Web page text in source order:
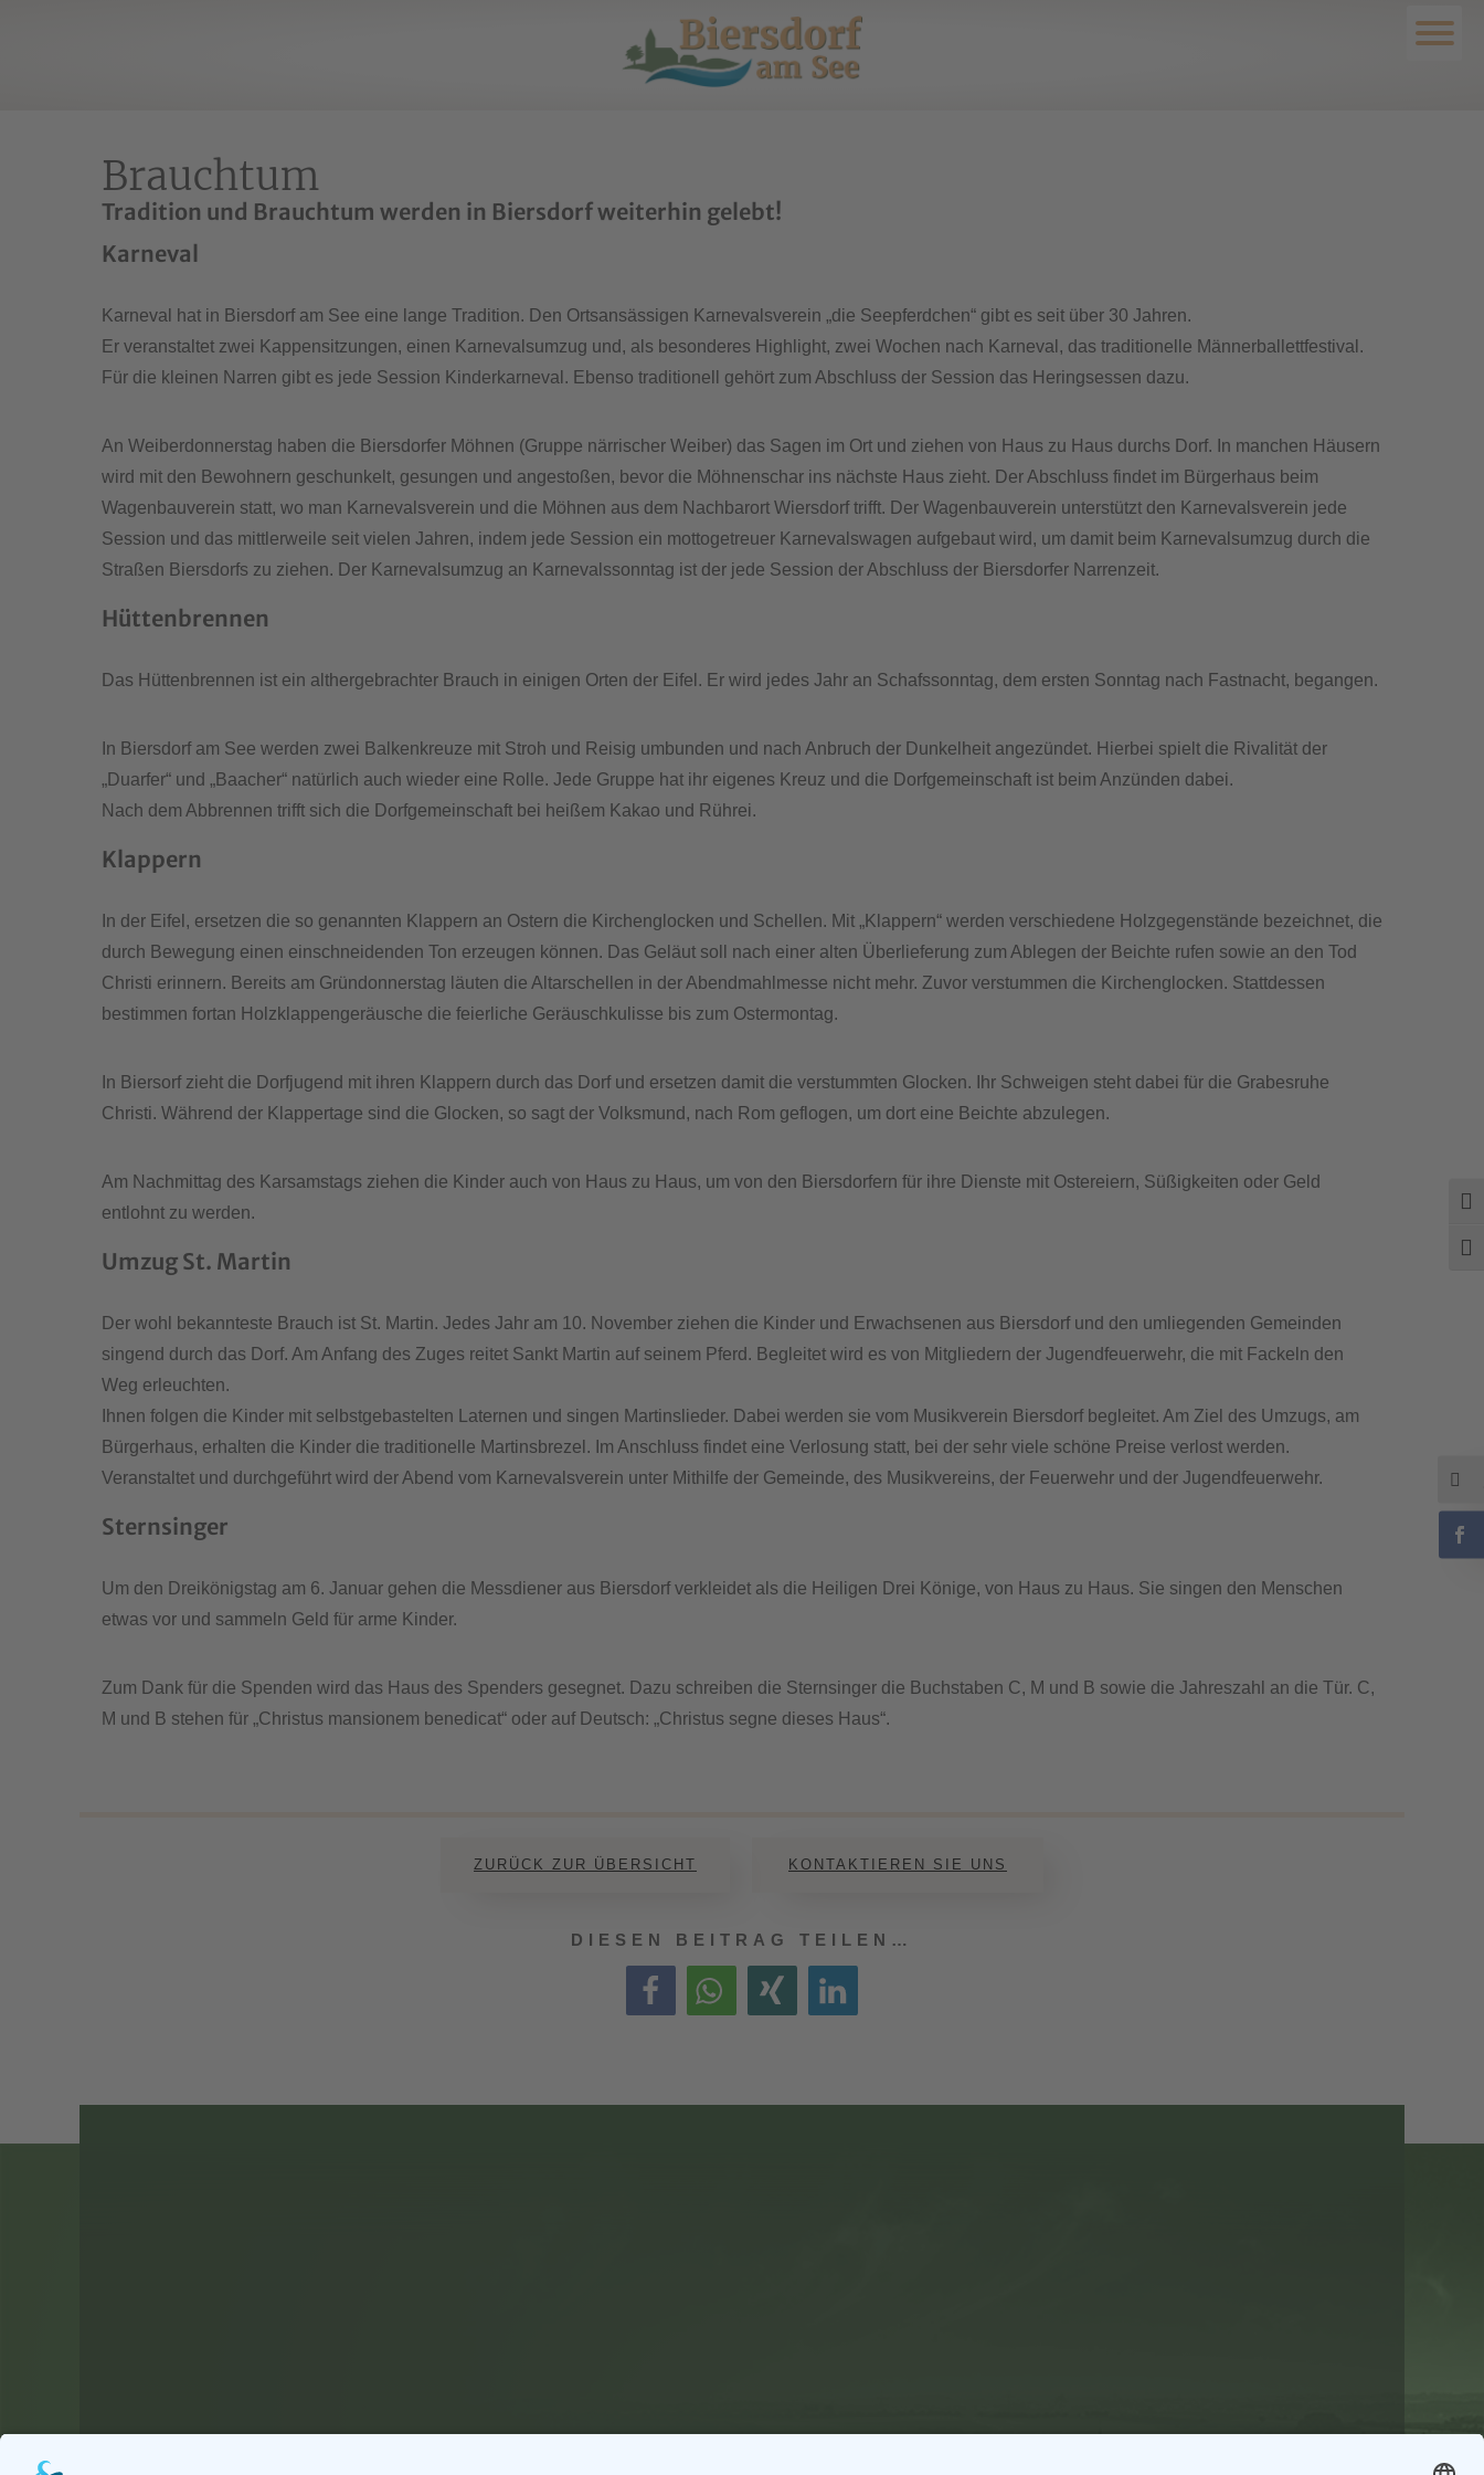
Brauchtum
Tradition und Brauchtum werden in Biersdorf weiterhin gelebt!
Karneval
Karneval hat in Biersdorf am See eine lange Tradition. Den Ortsansässigen Karnevalsverein „die Seepferdchen“ gibt es seit über 30 Jahren.
Er veranstaltet zwei Kappensitzungen, einen Karnevalsumzug und, als besonderes Highlight, zwei Wochen nach Karneval, das traditionelle Männerballettfestival.
Für die kleinen Narren gibt es jede Session Kinderkarneval. Ebenso traditionell gehört zum Abschluss der Session das Heringsessen dazu.
An Weiberdonnerstag haben die Biersdorfer Möhnen (Gruppe närrischer Weiber) das Sagen im Ort und ziehen von Haus zu Haus durchs Dorf. In manchen Häusern
wird mit den Bewohnern geschunkelt, gesungen und angestoßen, bevor die Möhnenschar ins nächste Haus zieht. Der Abschluss findet im Bürgerhaus beim
Wagenbauverein statt, wo man Karnevalsverein und die Möhnen aus dem Nachbarort Wiersdorf trifft. Der Wagenbauverein unterstützt den Karnevalsverein jede
Session und das mittlerweile seit vielen Jahren, indem jede Session ein mottogetreuer Karnevalswagen aufgebaut wird, um damit beim Karnevalsumzug durch die
Straßen Biersdorfs zu ziehen. Der Karnevalsumzug an Karnevalssonntag ist der jede Session der Abschluss der Biersdorfer Narrenzeit.
Hüttenbrennen
Das Hüttenbrennen ist ein althergebrachter Brauch in einigen Orten der Eifel. Er wird jedes Jahr an Schafssonntag, dem ersten Sonntag nach Fastnacht, begangen.
In Biersdorf am See werden zwei Balkenkreuze mit Stroh und Reisig umbunden und nach Anbruch der Dunkelheit angezündet. Hierbei spielt die Rivalität der
„Duarfer“ und „Baacher“ natürlich auch wieder eine Rolle. Jede Gruppe hat ihr eigenes Kreuz und die Dorfgemeinschaft ist beim Anzünden dabei.
Nach dem Abbrennen trifft sich die Dorfgemeinschaft bei heißem Kakao und Rührei.
Klappern
In der Eifel, ersetzen die so genannten Klappern an Ostern die Kirchenglocken und Schellen. Mit „Klappern“ werden verschiedene Holzgegenstände bezeichnet, die
durch Bewegung einen einschneidenden Ton erzeugen können. Das Geläut soll nach einer alten Überlieferung zum Ablegen der Beichte rufen sowie an den Tod
Christi erinnern. Bereits am Gründonnerstag läuten die Altarschellen in der Abendmahlmesse nicht mehr. Zuvor verstummen die Kirchenglocken. Stattdessen
bestimmen fortan Holzklappengeräusche die feierliche Geräuschkulisse bis zum Ostermontag.
In Biersorf zieht die Dorfjugend mit ihren Klappern durch das Dorf und ersetzen damit die verstummten Glocken. Ihr Schweigen steht dabei für die Grabesruhe
Christi. Während der Klappertage sind die Glocken, so sagt der Volksmund, nach Rom geflogen, um dort eine Beichte abzulegen.
Am Nachmittag des Karsamstags ziehen die Kinder auch von Haus zu Haus, um von den Biersdorfern für ihre Dienste mit Ostereiern, Süßigkeiten oder Geld
entlohnt zu werden.
Umzug St. Martin
Der wohl bekannteste Brauch ist St. Martin. Jedes Jahr am 10. November ziehen die Kinder und Erwachsenen aus Biersdorf und den umliegenden Gemeinden
singend durch das Dorf. Am Anfang des Zuges reitet Sankt Martin auf seinem Pferd. Begleitet wird es von Mitgliedern der Jugendfeuerwehr, die mit Fackeln den
Weg erleuchten.
Ihnen folgen die Kinder mit selbstgebastelten Laternen und singen Martinslieder. Dabei werden sie vom Musikverein Biersdorf begleitet. Am Ziel des Umzugs, am
Bürgerhaus, erhalten die Kinder die traditionelle Martinsbrezel. Im Anschluss findet eine Verlosung statt, bei der sehr viele schöne Preise verlost werden.
Veranstaltet und durchgeführt wird der Abend vom Karnevalsverein unter Mithilfe der Gemeinde, des Musikvereins, der Feuerwehr und der Jugendfeuerwehr.
Sternsinger
Um den Dreikönigstag am 6. Januar gehen die Messdiener aus Biersdorf verkleidet als die Heiligen Drei Könige, von Haus zu Haus. Sie singen den Menschen
etwas vor und sammeln Geld für arme Kinder.
Zum Dank für die Spenden wird das Haus des Spenders gesegnet. Dazu schreiben die Sternsinger die Buchstaben C, M und B sowie die Jahreszahl an die Tür. C,
M und B stehen für „Christus mansionem benedicat“ oder auf Deutsch: „Christus segne dieses Haus“.
ZURÜCK ZUR ÜBERSICHT KONTAKTIEREN SIE UNS
DIESEN BEITRAG TEILEN…